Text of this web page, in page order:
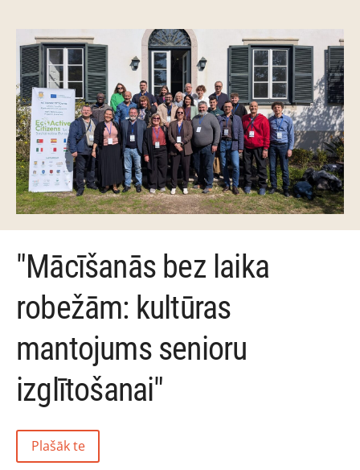
"Mācīšanās bez laika
robežām: kultūras
mantojums senioru
izglītošanai"
Plašāk te